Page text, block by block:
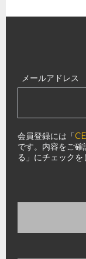
メールアドレス
会員登録には「
です。内容をご
る」にチェックを